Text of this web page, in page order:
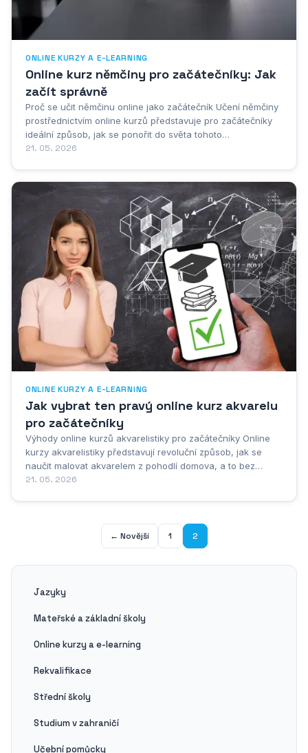
ONLINE KURZY A E-LEARNING
Online kurz němčiny pro začátečníky: Jak
začít správně
Proč se učit němčinu online jako začátečník Učení němčiny
prostřednictvím online kurzů představuje pro začátečníky
ideální způsob, jak se ponořit do světa tohoto
germánského jazyka bez nutnosti opouštět pohodlí
21. 05. 2026
ONLINE KURZY A E-LEARNING
Jak vybrat ten pravý online kurz akvarelu
pro začátečníky
Výhody online kurzů akvarelistiky pro začátečníky Online
kurzy akvarelistiky představují revoluční způsob, jak se
naučit malovat akvarelem z pohodlí domova, a to bez
nutnosti cestovat do vzdálených ateliérů nebo
21. 05. 2026
← Novější 1 2
Jazyky
Mateřské a základní školy
Online kurzy a e-learning
Rekvalifikace
Střední školy
Studium v zahraničí
Učební pomůcky